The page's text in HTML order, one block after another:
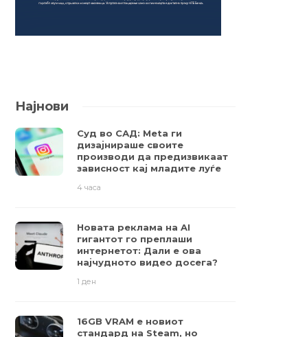
Најнови
Суд во САД: Meta ги
дизајнираше своите
производи да предизвикаат
зависност кај младите луѓе
4 часа
Новата реклама на AI
гигантот го преплаши
интернетот: Дали е ова
најчудното видео досега?
1 ден
16GB VRAM е новиот
стандард на Steam, но